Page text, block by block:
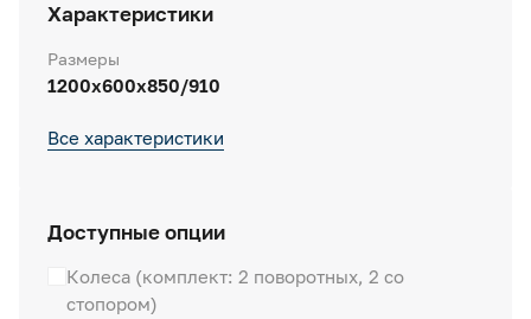
Характеристики
Размеры
1200х600х850/910
Все характеристики
Доступные опции
Колеса (комплект: 2 поворотных, 2 со
стопором)